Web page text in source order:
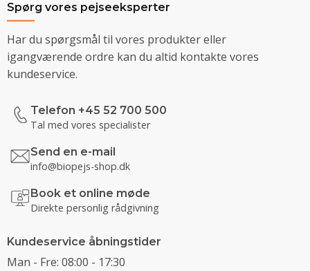
Spørg vores pejseeksperter
Har du spørgsmål til vores produkter eller
igangværende ordre kan du altid kontakte vores
kundeservice.
Telefon +45 52 700 500
Tal med vores specialister
Send en e-mail
info@biopejs-shop.dk
Book et online møde
Direkte personlig rådgivning
Kundeservice åbningstider
Man - Fre: 08:00 - 17:30